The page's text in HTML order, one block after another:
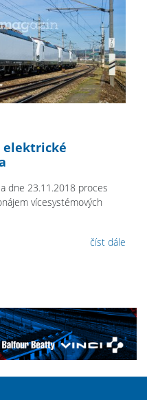
elektrické
dne 23.11.2018 proces
vícesystémových
číst dále